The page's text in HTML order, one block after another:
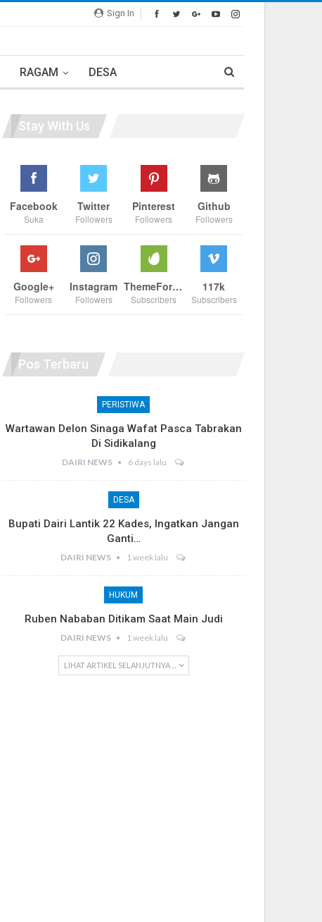
Sign In
RAGAM DESA
Stay With Us
Facebook
Suka
Twitter
Followers
Pinterest
Followers
Github
Followers
Google+
Followers
Instagram
Followers
ThemeForest
Subscribers
117k
Subscribers
Pos Terbaru
PERISTIWA
Wartawan Delon Sinaga Wafat Pasca Tabrakan
Di Sidikalang
DAIRI NEWS 6 days lalu
DESA
Bupati Dairi Lantik 22 Kades, Ingatkan Jangan
Ganti…
DAIRI NEWS 1 week lalu
HUKUM
Ruben Nababan Ditikam Saat Main Judi
DAIRI NEWS 1 week lalu
LIHAT ARTIKEL SELANJUTNYA ...